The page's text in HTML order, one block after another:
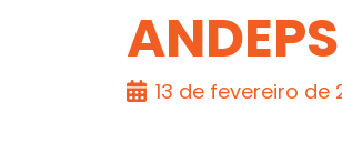
ARTIGO
13 de fevereiro de